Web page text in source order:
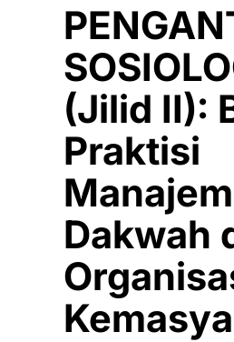
(Jilid II):
Praktisi
Dakwah